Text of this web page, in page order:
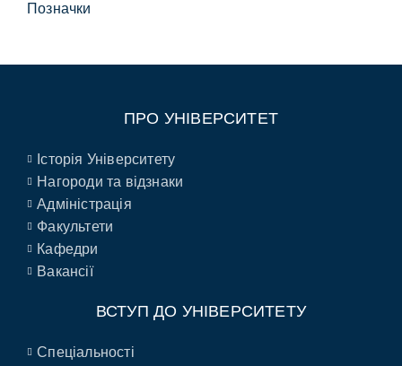
Позначки
ПРО УНІВЕРСИТЕТ
Історія Університету
Нагороди та відзнаки
Адміністрація
Факультети
Кафедри
Вакансії
ВСТУП ДО УНІВЕРСИТЕТУ
Спеціальності